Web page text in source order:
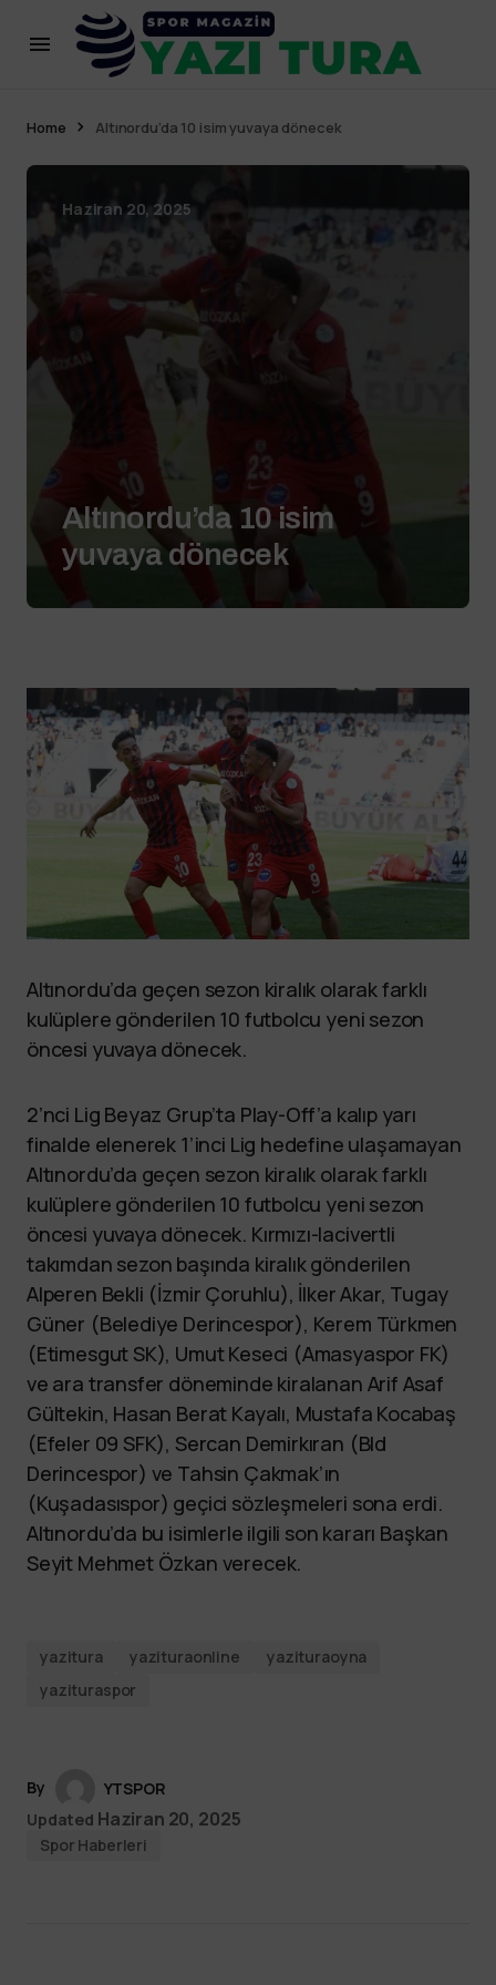
Home Altınordu’da 10 isim yuvaya dönecek
Haziran 20, 2025
Altınordu’da 10 isim
yuvaya dönecek
Altınordu’da geçen sezon kiralık olarak farklı
kulüplere gönderilen 10 futbolcu yeni sezon
öncesi yuvaya dönecek.
2’nci Lig Beyaz Grup’ta Play-Off’a kalıp yarı
finalde elenerek 1’inci Lig hedefine ulaşamayan
Altınordu’da geçen sezon kiralık olarak farklı
kulüplere gönderilen 10 futbolcu yeni sezon
öncesi yuvaya dönecek. Kırmızı-lacivertli
takımdan sezon başında kiralık gönderilen
Alperen Bekli (İzmir Çoruhlu), İlker Akar, Tugay
Güner (Belediye Derincespor), Kerem Türkmen
(Etimesgut SK), Umut Keseci (Amasyaspor FK)
ve ara transfer döneminde kiralanan Arif Asaf
Gültekin, Hasan Berat Kayalı, Mustafa Kocabaş
(Efeler 09 SFK), Sercan Demirkıran (Bld
Derincespor) ve Tahsin Çakmak’ın
(Kuşadasıspor) geçici sözleşmeleri sona erdi.
Altınordu’da bu isimlerle ilgili son kararı Başkan
Seyit Mehmet Özkan verecek.
yazitura yazituraonline
yazituraoyna
yazituraspor
By
YTSPOR
Updated Haziran 20, 2025
Spor Haberleri